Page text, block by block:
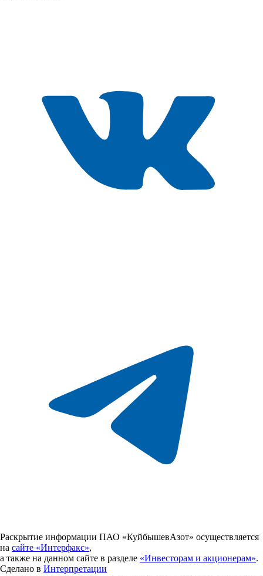
Раскрытие информации ПАО «КуйбышевАзот» осуществляется
на сайте «Интерфакс»,
а также на данном сайте в разделе «Инвесторам и акционерам».
Сделано в Интерпретации